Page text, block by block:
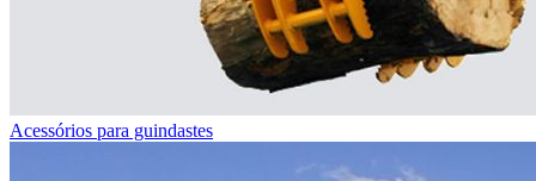
Acessórios para guindastes